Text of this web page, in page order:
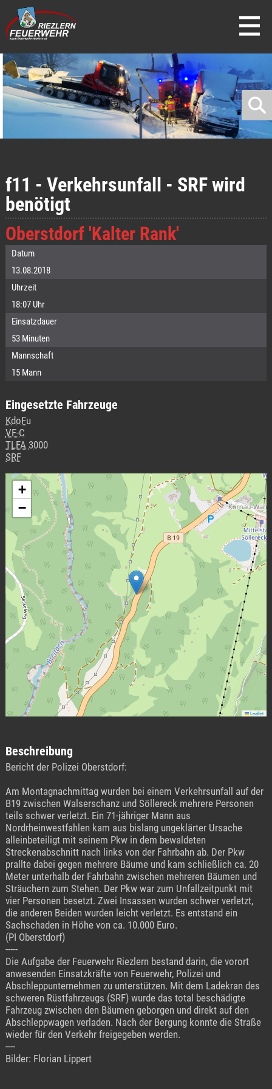
direkt zur Navigation
direkt zum Inhalt
f11 - Verkehrsunfall - SRF wird
benötigt
Oberstdorf 'Kalter Rank'
Datum
13.08.2018
Uhrzeit
18:07 Uhr
Einsatzdauer
53 Minuten
Mannschaft
15 Mann
Eingesetzte Fahrzeuge
KdoFu
VF-C
TLFA 3000
SRF
+
−
Leaflet
Beschreibung
Bericht der Polizei Oberstdorf:
Am Montagnachmittag wurden bei einem Verkehrsunfall auf der
B19 zwischen Walserschanz und Söllereck mehrere Personen
teils schwer verletzt. Ein 71-jähriger Mann aus
Nordrheinwestfahlen kam aus bislang ungeklärter Ursache
alleinbeteiligt mit seinem Pkw in dem bewaldeten
Streckenabschnitt nach links von der Fahrbahn ab. Der Pkw
prallte dabei gegen mehrere Bäume und kam schließlich ca. 20
Meter unterhalb der Fahrbahn zwischen mehreren Bäumen und
Sträuchern zum Stehen. Der Pkw war zum Unfallzeitpunkt mit
vier Personen besetzt. Zwei Insassen wurden schwer verletzt,
die anderen Beiden wurden leicht verletzt. Es entstand ein
Sachschaden in Höhe von ca. 10.000 Euro.
(PI Oberstdorf)
-----
Die Aufgabe der Feuerwehr Riezlern bestand darin, die vorort
anwesenden Einsatzkräfte von Feuerwehr, Polizei und
Abschleppunternehmen zu unterstützen. Mit dem Ladekran des
schweren Rüstfahrzeugs (SRF) wurde das total beschädigte
Fahrzeug zwischen den Bäumen geborgen und direkt auf den
Abschleppwagen verladen. Nach der Bergung konnte die Straße
wieder für den Verkehr freigegeben werden.
----
Bilder: Florian Lippert